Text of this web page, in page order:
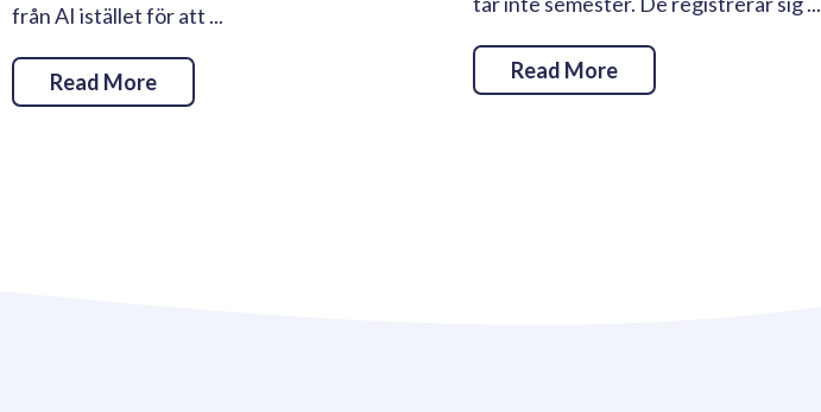
från AI istället för att ...
Read More Read More